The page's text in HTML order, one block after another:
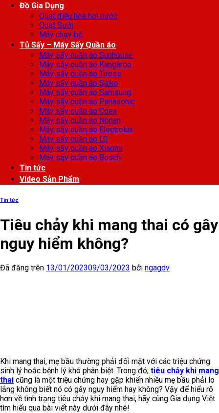
Đồ Gia Dụng
Quạt điều hòa hơi nước
Quạt Sưởi
Máy chạy bộ
Tủ Sấy – Máy Sấy Quần áo
Máy sấy quần áo Sunhouse
Máy sấy quần áo Kangaroo
Máy sấy quần áo Tiross
Máy sấy quần áo Saiko
Máy sấy quần áo Samsung
Máy sấy quần áo Panasonic
Máy sấy quần áo Coex
Máy sấy quần áo Nonan
Máy sấy quần áo Electrolux
Máy sấy quần áo LG
Máy sấy quần áo Xiaomi
Máy sấy quần áo Bosch
Tin tức
Video Sản Phẩm
Tin tức
Tiêu chảy khi mang thai có gây
nguy hiểm không?
Đã đăng trên 13/01/202309/03/2023 bởi ngagdv
Khi mang thai, mẹ bầu thường phải đối mặt với các triệu chứng
sinh lý hoắc bệnh lý khó phân biệt. Trong đó, tiêu chảy khi mang
thai cũng là một triệu chứng hay gặp khiến nhiều mẹ bầu phải lo
lắng không biết nó có gây nguy hiểm hay không? Vậy để hiểu rõ
hơn về tình trạng tiêu chảy khi mang thai, hãy cùng Gia dụng Việt
tìm hiểu qua bài viết này dưới đây nhé!